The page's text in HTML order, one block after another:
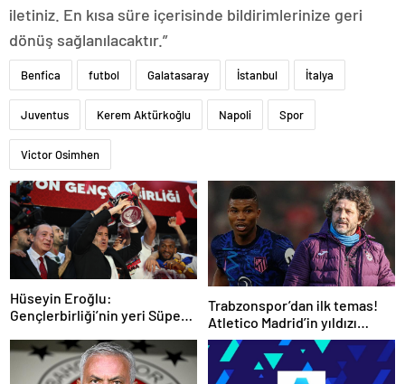
iletiniz. En kısa süre içerisinde bildirimlerinize geri
dönüş sağlanılacaktır.”
Benfica futbol Galatasaray İstanbul İtalya
Juventus Kerem Aktürkoğlu Napoli Spor
Victor Osimhen
Hüseyin Eroğlu:
Gençlerbirliği’nin yeri Süper
Trabzonspor’dan ilk temas!
Atletico Madrid’in yıldızı
gündemde